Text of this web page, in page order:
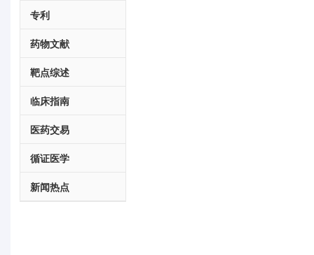
专利
药物文献
靶点综述
临床指南
医药交易
循证医学
新闻热点